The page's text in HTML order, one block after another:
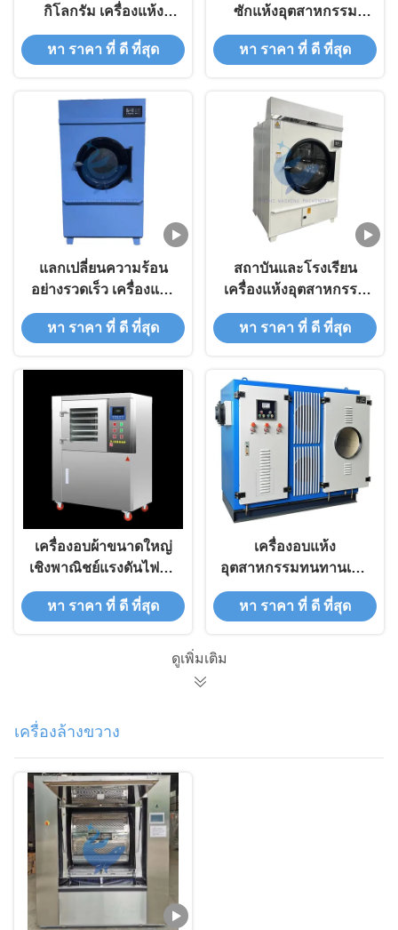
กิโลกรัม เครื่องแห้ง
อุตสาหกรรม เครื่อง
ซักรีดและเครื่องแห้ง
หา ราคา ที่ ดี ที่สุด
ซักแห้งอุตสาหกรรม
50KG เครื่องซักผ้าและ
เครื่องซักแห้ง
หา ราคา ที่ ดี ที่สุด
แลกเปลี่ยนความร้อน
อย่างรวดเร็ว เครื่องแห้ง
อุตสาหกรรม 50KG
เครื่องแห้งเสื้อผ้า
หา ราคา ที่ ดี ที่สุด
สถาบันและโรงเรียน
เครื่องแห้งอุตสาหกรรม
100KG
หา ราคา ที่ ดี ที่สุด
เครื่องอบผ้าขนาดใหญ่
เชิงพาณิชย์แรงดันไฟฟ้า
220V สำหรับการอบแห้ง
ที่รวดเร็วและแม่นยำใน
หา ราคา ที่ ดี ที่สุด
เครื่องอบแห้ง
อุตสาหกรรมทนทานเพื่อ
ประสิทธิภาพสูงสุด ที่
ความถี่ 50Hz และแรง
หา ราคา ที่ ดี ที่สุด
ดูเพิ่มเติม
เครื่องล้างขวาง